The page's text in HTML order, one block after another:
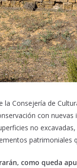
la Consejería de
con
no
patrimoniales
como queda